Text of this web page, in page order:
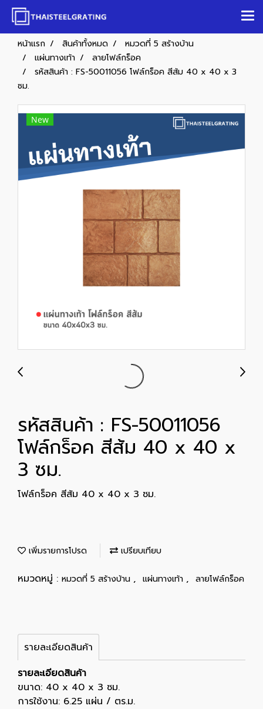
หน้าแรก สินค้าทั้งหมด
หมวดที่ 5 สร้างบ้าน
แผ่นทางเท้า
ลายโฟล์กร็อค
รหัสสินค้า : FS-50011056 โฟล์กร็อค สีส้ม 40 x 40 x 3
ซม.
New
รหัสสินค้า : FS-50011056
โฟล์กร็อค สีส้ม 40 x 40 x
3 ซม.
โฟล์กร็อค สีส้ม 40 x 40 x 3 ซม.
เพิ่มรายการโปรด เปรียบเทียบ
หมวดหมู่ : หมวดที่ 5 สร้างบ้าน , แผ่นทางเท้า , ลายโฟล์กร็อค
รายละเอียดสินค้า
รายละเอียดสินค้า
ขนาด: 40 x 40 x 3 ซม.
การใช้งาน: 6.25 แผ่น / ตร.ม.